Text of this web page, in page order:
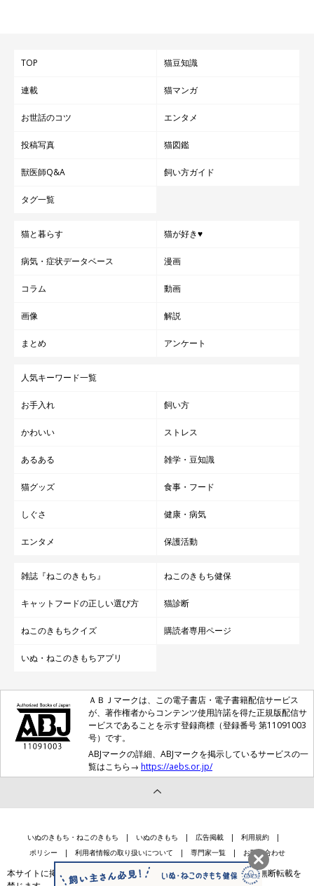
TOP 猫豆知識
連載 猫マンガ
お世話のコツ エンタメ
投稿写真 猫図鑑
獣医師Q&A 飼い方ガイド
タグ一覧
猫と暮らす 猫が好き♥
病気・症状データベース 漫画
コラム 動画
画像 解説
まとめ アンケート
人気キーワード一覧
お手入れ 飼い方
かわいい ストレス
あるある 雑学・豆知識
猫グッズ 食事・フード
しぐさ 健康・病気
エンタメ 保護活動
雑誌『ねこのきもち』 ねこのきもち健保
キャットフードの正しい選び方 猫診断
ねこのきもちクイズ 購読者専用ページ
いぬ・ねこのきもちアプリ
ＡＢＪマークは、この電子書店・電子書籍配信サービス
が、著作権者からコンテンツ使用許諾を得た正規版配信サ
ービスであることを示す登録商標（登録番号 第11091003
号）です。
ABJマークの詳細、ABJマークを掲示しているサービスの一
覧はこちら→ https://aebs.or.jp/
いぬのきもち・ねこのきもち いぬのきもち 広告掲載
利用規約
ポリシー
利用者情報の取り扱いについて 専門家一覧 お問い合わせ
本サイトに掲載されている記事・写真・イラスト等のコンテンツの無断転載を